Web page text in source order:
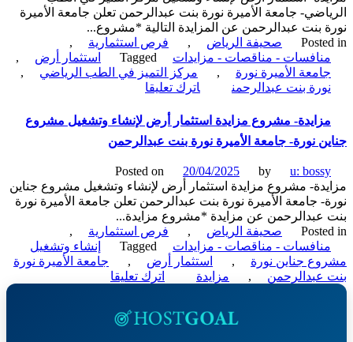
مشروع
جناين
نورة-
جامعة
الأميرة
نورة
عبدالرحمن
جامعة الأميرة نورة بنت عبدالرحمن تعلن جامعة الأميرة
بنت عبدالرحمن عن المزايدة التالية *مشروع...
صحيفة الرياض , فرص استثمارية
,
- مناقصات - مزايدات
Tagged استثمار أرض
,
الأميرة نورة
, مركز التميز في الطب الرياضي
,
بنت عبدالرحمن
اترك تعليقاon
استثمار
أرض
لإنشاء
مركز
التميز
في
الطب
الرياضي-
جامعة
الأميرة
نورة
عبدالرحمن
مشروع مزايدة استثمار أرض لإنشاء وتشغيل مشروع
نورة- جامعة الأميرة نورة بنت عبدالرحمن
Posted on 20/04/2025 by
u:
مشروع مزايدة استثمار أرض لإنشاء وتشغيل مشروع جناين
جامعة الأميرة نورة بنت عبدالرحمن تعلن جامعة الأميرة نورة
عبدالرحمن عن مزايدة *مشروع مزايدة...
صحيفة الرياض , فرص استثمارية
,
- مناقصات - مزايدات
Tagged
إنشاء وتشغيل
جناين نورة
, استثمار أرض ,
جامعة الأميرة نورة
عبدالرحمن
, مزايدة اترك تعليقاon
مزايدة